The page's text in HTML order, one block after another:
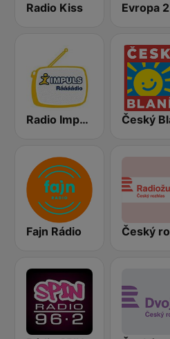
Radio Kiss Evropa 2
Radio Impuls
Fajn Rádio